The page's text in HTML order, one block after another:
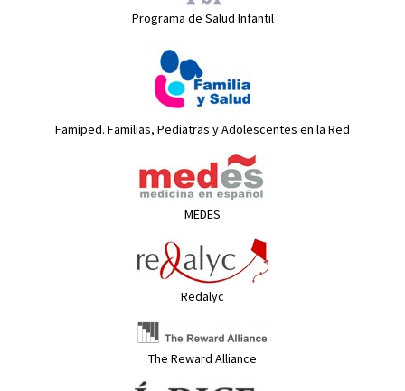
Programa de Salud Infantil
Famiped. Familias, Pediatras y Adolescentes en la Red
MEDES
Redalyc
The Reward Alliance